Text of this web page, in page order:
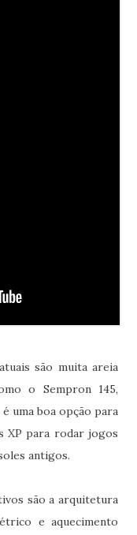
são muita areia
o Sempron 145,
uma boa opção para
XP para rodar jogos
antigos.
são a arquitetura
e aquecimento